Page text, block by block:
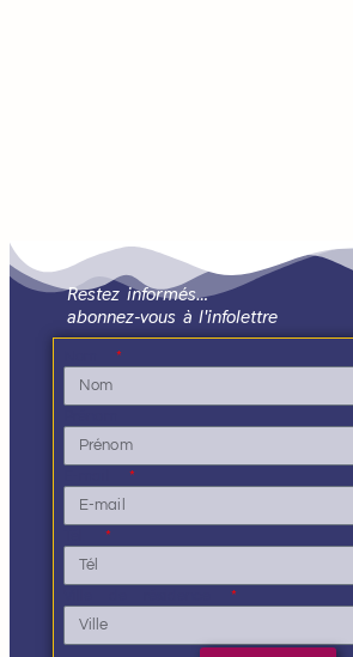
Restez informés…
abonnez-vous à l'infolettre